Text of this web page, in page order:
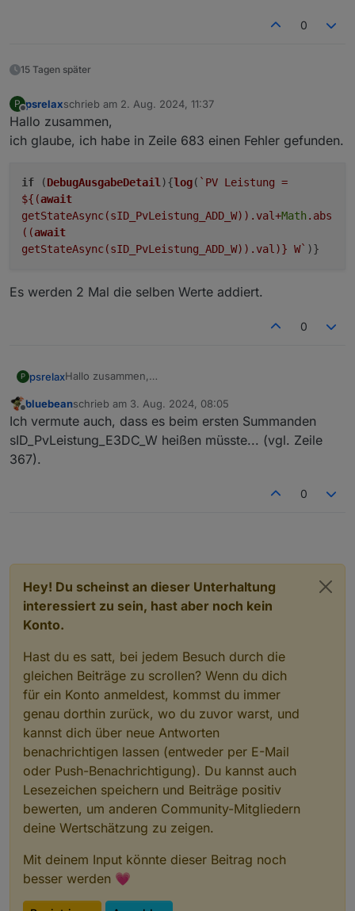
0
15 Tagen später
P
Offline
psrelaxschrieb am 2. Aug. 2024, 11:37
zuletzt editiert von
Hallo zusammen,
ich glaube, ich habe in Zeile 683 einen Fehler gefunden.
if (DebugAusgabeDetail){log( `PV Leistung =
${(await
getStateAsync(sID_PvLeistung_ADD_W)).val+Math .abs
((await
getStateAsync(sID_PvLeistung_ADD_W)).val)} W` )}
Es werden 2 Mal die selben Werte addiert.
0
P psrelaxHallo zusammen,
gefunden.
Es werden 2 Mal die selben Werte addiert.
bluebeanschrieb am 3. Aug. 2024, 08:05
zuletzt editiert von
Ich vermute auch, dass es beim ersten Summanden
sID_PvLeistung_E3DC_W heißen müsste... (vgl. Zeile
367).
0
Hey! Du scheinst an dieser Unterhaltung
interessiert zu sein, hast aber noch kein
Konto.
Hast du es satt, bei jedem Besuch durch die
gleichen Beiträge zu scrollen? Wenn du dich
für ein Konto anmeldest, kommst du immer
genau dorthin zurück, wo du zuvor warst, und
kannst dich über neue Antworten
benachrichtigen lassen (entweder per E-Mail
oder Push-Benachrichtigung). Du kannst auch
Lesezeichen speichern und Beiträge positiv
bewerten, um anderen Community-Mitgliedern
deine Wertschätzung zu zeigen.
Mit deinem Input könnte dieser Beitrag noch
besser werden 💗